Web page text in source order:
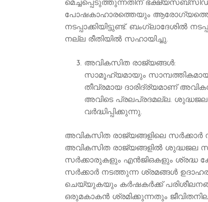
മെച്ചപ്പെടുത്തുന്നതിന്
പോഷകാഹാരത്തെയും
നടപ്പാക്കിയിട്ടുണ്ട്. ബംഗ്ലാദേശില്‍
നല്ല രീതിയില്‍ സഹായിച്ചു.
അവികസിത രാജ്യങ്ങൾ:
സാമൂഹ്യമായും
തീവ്രമായ ദാരിദ്ര്യമാണ്
അവിടെ പ്രലപ്രദമല്ല.
വർദ്ധിപ്പിക്കുന്നു.
അവികസിത രാജ്യങ്ങളിലെ സർക്കാർ
അവികസിത രാജ്യങ്ങളില്‍ ശുദ്ധജല
സർക്കാരുകളും എൻജിഒകളും ശ്രദ്ധ
സര്‍ക്കാര്‍ നടത്തുന്ന ശ്രമങ്ങള്‍
ചെയ്യുകയും കര്‍ഷകര്‍ക്ക്
ഒരുമകാകന്‍ ശ്രമിക്കുന്നതും